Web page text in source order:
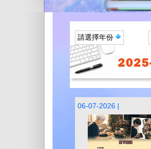
請選擇年份
06-07-2026 |